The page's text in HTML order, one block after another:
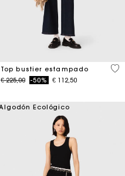
5 Customer Rating
Top bustier estampado
Price reduced from
€ 225,00to-50% € 112,50
3,4
Ecológico